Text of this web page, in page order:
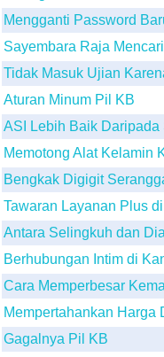
Mengganti Password
Sayembara Raja
Tidak Masuk Ujian
Aturan Minum Pil KB
ASI Lebih Baik Daripada
Memotong Alat Kelamin
Bengkak Digigit
Tawaran Layanan Plus
Antara Selingkuh dan
Berhubungan Intim di
Cara Memperbesar
Mempertahankan Harga
Gagalnya Pil KB